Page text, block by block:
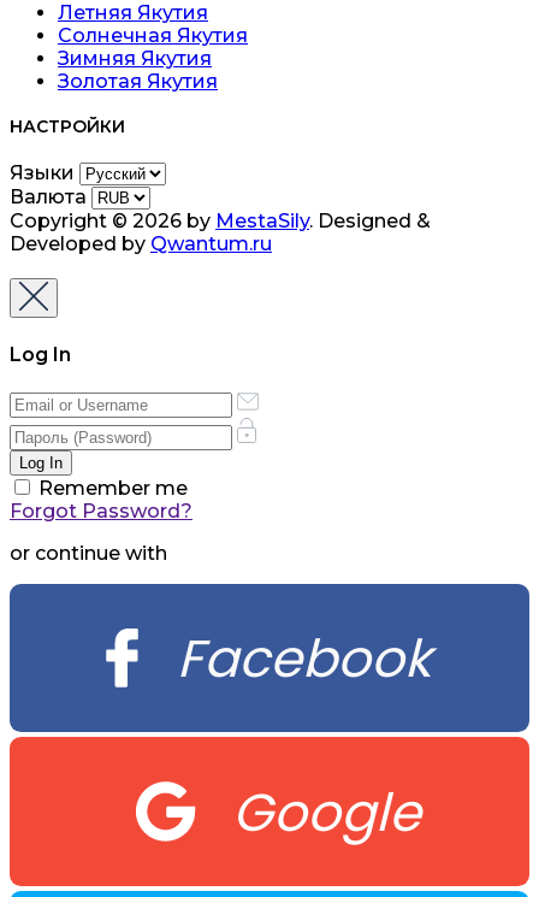
Летняя Якутия
Солнечная Якутия
Зимняя Якутия
Золотая Якутия
НАСТРОЙКИ
Языки
Валюта
Copyright © 2026 by MestaSily. Designed &
Developed by Qwantum.ru
Log In
Remember me
Forgot Password?
or continue with
Facebook
Google